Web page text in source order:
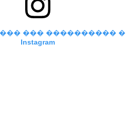
��� ���������� �
Instagram